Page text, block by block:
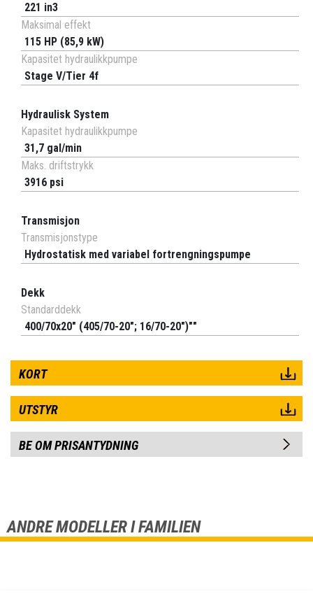
221 in3
Maksimal effekt
115 HP (85,9 kW)
Kapasitet hydraulikkpumpe
Stage V/Tier 4f
Hydraulisk System
Kapasitet hydraulikkpumpe
31,7 gal/min
Maks. driftstrykk
3916 psi
Transmisjon
Transmisjonstype
Hydrostatisk med variabel fortrengningspumpe
Dekk
Standarddekk
400/70x20" (405/70-20"; 16/70-20")""
KORT
UTSTYR
BE OM PRISANTYDNING
ANDRE MODELLER I FAMILIEN